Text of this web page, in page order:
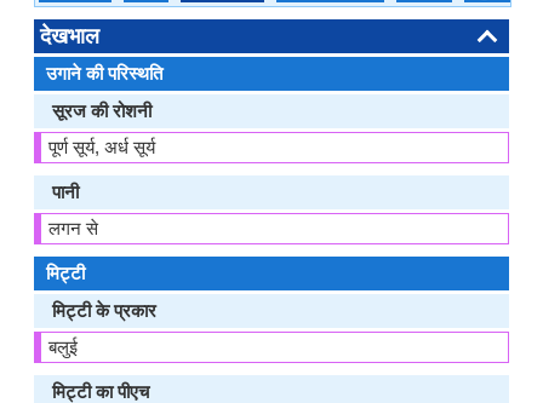
देखभाल
उगाने की परिस्थति
सूरज की रोशनी
पूर्ण सूर्य, अर्ध सूर्य
पानी
लगन से
मिट्टी
मिट्टी के प्रकार
बलुई
मिट्टी का पीएच